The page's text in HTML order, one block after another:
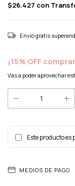
$26.427 con
Envío gratis
¡15% OFF
Vas a poder aprovechar
Este producto es
MEDIOS DE PAGO